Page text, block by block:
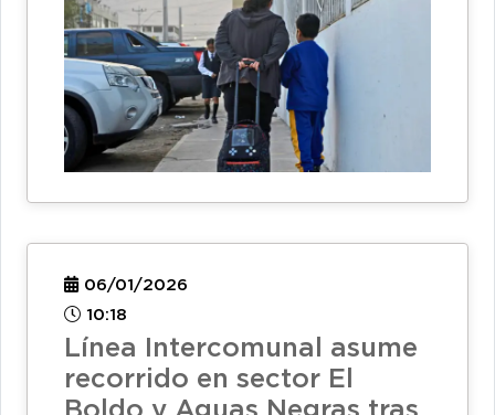
06/01/2026
10:18
Línea Intercomunal asume
recorrido en sector El